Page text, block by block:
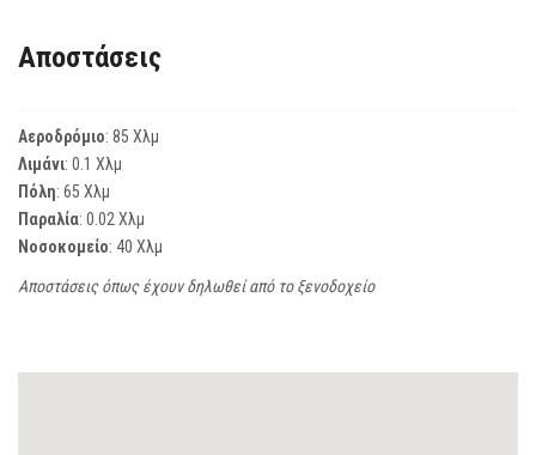
Αποστάσεις
Αεροδρόμιο: 85 Χλμ
Λιμάνι: 0.1 Χλμ
Πόλη: 65 Χλμ
Παραλία: 0.02 Χλμ
Νοσοκομείο: 40 Χλμ
Αποστάσεις όπως έχουν δηλωθεί από το ξενοδοχείο